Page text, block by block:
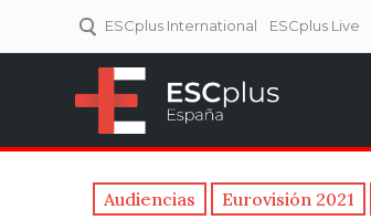
ESCplus International ESCplus Live
Audiencias Eurovisión 2021